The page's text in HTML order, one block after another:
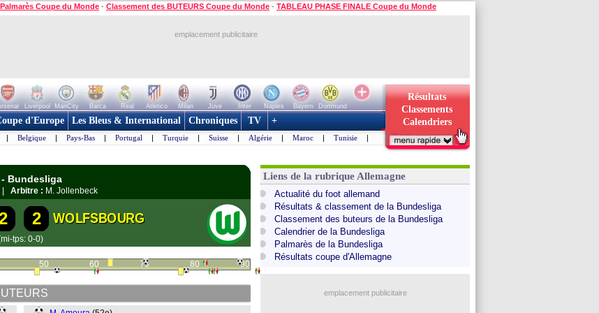
Palmarès Coupe du Monde - Classement des BUTEURS Coupe du Monde - TABLEAU PHASE FINALE Coupe du Monde
emplacement publicitaire
Liverpool ManCity Barca Real Atletico Milan Juve Inter Naples Bayern
Dortmund
Résultats
Classements
Calendriers
d'Europe Les Bleus & International Chroniques TV +
| Belgique | Pays-Bas | Portugal | Turquie | Suisse | Algérie | Maroc | Tunisie |
- Bundesliga
| Arbitre : M. Jollenbeck
2 WOLFSBOURG
tps: 0-0)
50 60 70 80 90
Liens de la rubrique Allemagne
Actualité du foot allemand
Résultats & classement de la Bundesliga
Classement des buteurs de la Bundesliga
Calendrier de la Bundesliga
Palmarès de la Bundesliga
Résultats coupe d'Allemagne
emplacement publicitaire